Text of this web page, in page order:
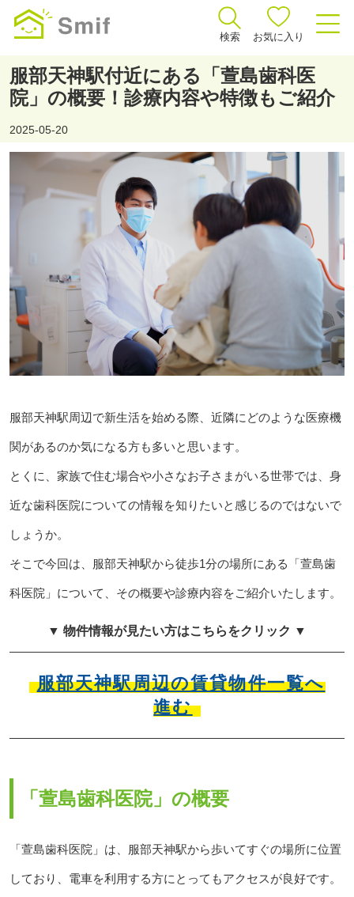
検索 お気に入り
服部天神駅付近にある「萱島歯科医
院」の概要！診療内容や特徴もご紹介
2025-05-20
服部天神駅周辺で新生活を始める際、近隣にどのような医療機
関があるのか気になる方も多いと思います。
とくに、家族で住む場合や小さなお子さまがいる世帯では、身
近な歯科医院についての情報を知りたいと感じるのではないで
しょうか。
そこで今回は、服部天神駅から徒歩1分の場所にある「萱島歯
科医院」について、その概要や診療内容をご紹介いたします。
▼ 物件情報が見たい方はこちらをクリック ▼
服部天神駅周辺の賃貸物件一覧へ
進む
「萱島歯科医院」の概要
「萱島歯科医院」は、服部天神駅から歩いてすぐの場所に位置
しており、電車を利用する方にとってもアクセスが良好です。